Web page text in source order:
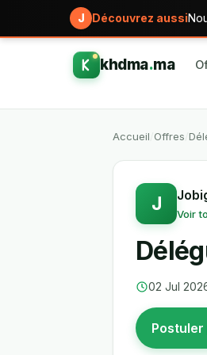
J Découvrez aussi
khdma.ma
Accueil Offres
J Voir
02 Jul